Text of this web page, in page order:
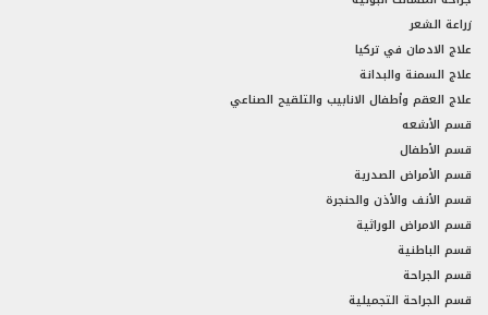
زراعة الشعر
علاج الادمان في تركيا
علاج السمنة والبدانة
علاج العقم وأطفال الانابيب والتلقيح الصناعي
قسم الأشعه
قسم الأطفال
قسم الأمراض الصدرية
قسم الأنف والأذن والحنجرة
قسم الامراض الوراثية
قسم الباطنية
قسم الجراحة
قسم الجراحة التجميلية